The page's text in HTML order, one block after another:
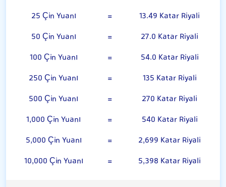
25 Çin Yuanı
=
13.49 Katar Riyali
50 Çin Yuanı
=
27.0 Katar Riyali
100 Çin Yuanı
=
54.0 Katar Riyali
250 Çin Yuanı
=
135 Katar Riyali
500 Çin Yuanı
=
270 Katar Riyali
1,000 Çin Yuanı
=
540 Katar Riyali
5,000 Çin Yuanı
=
2,699 Katar Riyali
10,000 Çin Yuanı
= 5,398 Katar Riyali